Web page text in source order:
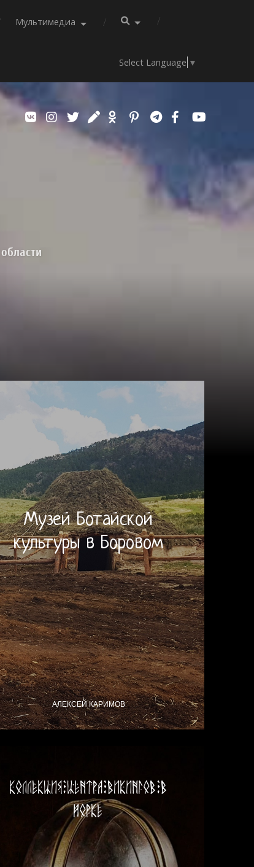
Мультимедиа
Select Language ▼
Музей Ботайской
культуры в Боровом
АЛЕКСЕЙ КАРИМОВ
Коллекция центра викингов в
Йорке